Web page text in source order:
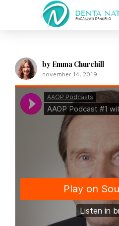
by Emma Churchill
november 14, 2019